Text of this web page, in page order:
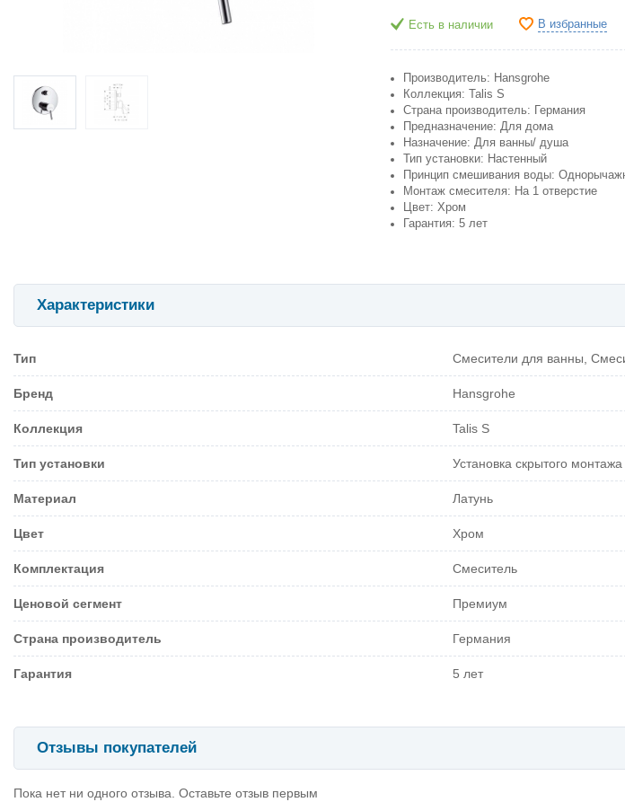
Есть в наличии В избранные
Производитель: Hansgrohe
Коллекция: Talis S
Страна производитель: Германия
Предназначение: Для дома
Назначение: Для ванны/ душа
Тип установки: Настенный
Принцип смешивания воды:
Монтаж смесителя: На 1 отверстие
Цвет: Хром
Гарантия: 5 лет
Характеристики
Тип Смесители для ванны,
Бренд Hansgrohe
Коллекция Talis S
Тип установки Установка скрытого монтажа
Материал Латунь
Цвет Хром
Комплектация Смеситель
Ценовой сегмент Премиум
Страна производитель Германия
Гарантия 5 лет
Отзывы покупателей
Пока нет ни одного отзыва. Оставьте отзыв первым